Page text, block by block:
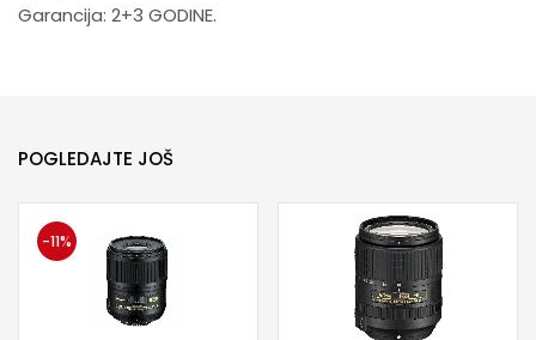
Garancija: 2+3 GODINE.
POGLEDAJTE JOŠ
-11%